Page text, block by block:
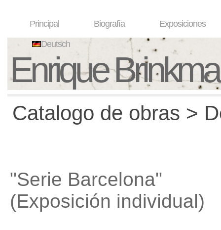
Principal Biografía Exposiciones
Deutsch
Enrique
Catalogo de obras >
"Serie Barcelona"
(Exposición individual)